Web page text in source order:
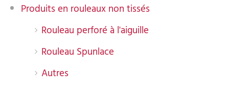
Produits en rouleaux non tissés
Rouleau perforé à l'aiguille
Rouleau Spunlace
Autres